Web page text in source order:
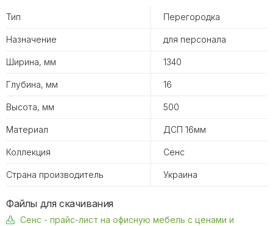
Тип Перегородка
Назначение для персонала
Ширина, мм 1340
Глубина, мм 16
Высота, мм 500
Материал ДСП 16мм
Коллекция Сенс
Страна производитель Украина
Файлы для скачивания
Сенс - прайс-лист на офисную мебель с ценами и